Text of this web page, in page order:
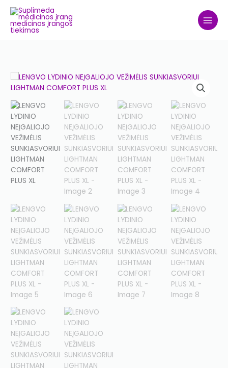
Skip
content
LENGVO
LYDINIO
NEĮGALIOJO
VEŽIMĖLIS
SUNKIASVORIUI
LIGHTMAN
COMFORT
PLUS
XL
quantity